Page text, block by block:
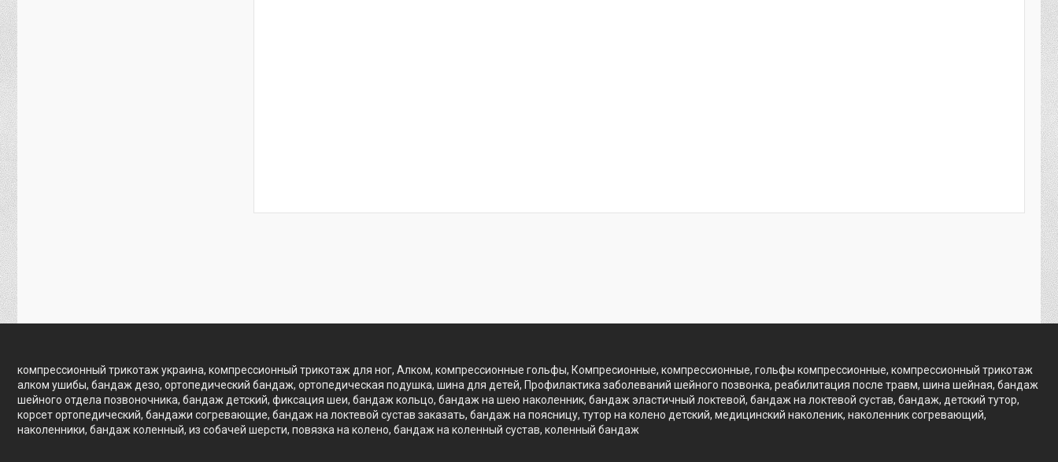
компрессионный трикотаж украина, компрессионный трикотаж для ног, Алком, компрессионные гольфы, Компресионные, компрессионные, гольфы компрессионные, компрессионный трикотаж
алком ушибы, бандаж дезо, ортопедический бандаж, ортопедическая подушка, шина для детей, Профилактика заболеваний шейного позвонка, реабилитация после травм, шина шейная, бандаж
шейного отдела позвоночника, бандаж детский, фиксация шеи, бандаж кольцо, бандаж на шею наколенник, бандаж эластичный локтевой, бандаж на локтевой сустав, бандаж, детский тутор,
корсет ортопедический, бандажи согревающие, бандаж на локтевой сустав заказать, бандаж на поясницу, тутор на колено детский, медицинский наколеник, наколенник согревающий,
наколенники, бандаж коленный, из собачей шерсти, повязка на колено, бандаж на коленный сустав, коленный бандаж